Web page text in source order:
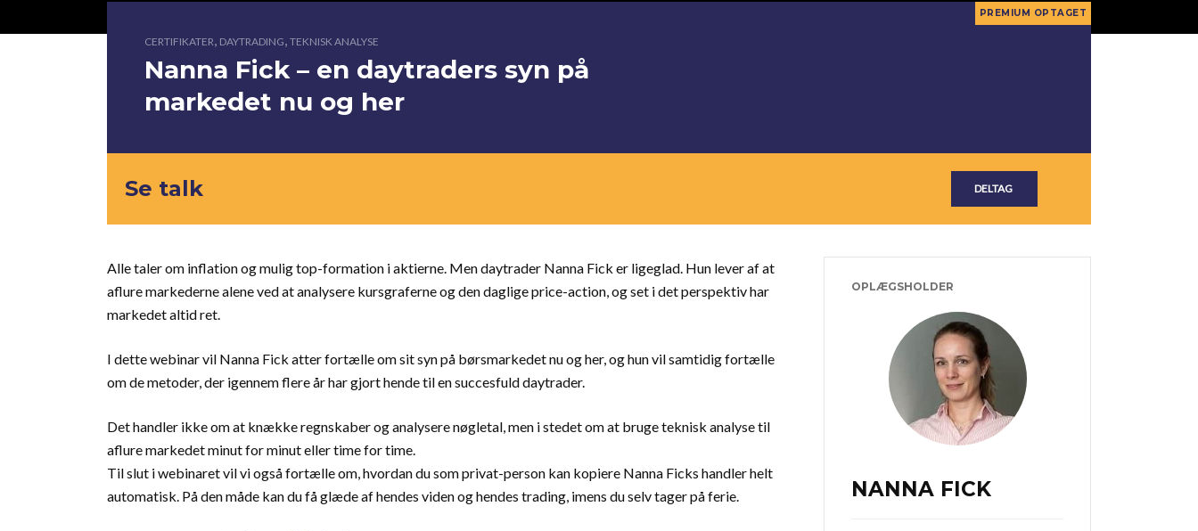
CERTIFIKATER, DAYTRADING, TEKNISK ANALYSE
Nanna Fick – en daytraders syn på
markedet nu og her
Se talk
Alle taler om inflation og mulig top-formation i aktierne. Men daytrader Nanna Fick er ligeglad. Hun lever af at
aflure markederne alene ved at analysere kursgraferne og den daglige price-action, og set i det perspektiv har
markedet altid ret.
I dette webinar vil Nanna Fick atter fortælle om sit syn på børsmarkedet nu og her, og hun vil samtidig fortælle
om de metoder, der igennem flere år har gjort hende til en succesfuld daytrader.
Det handler ikke om at knække regnskaber og analysere nøgletal, men i stedet om at bruge teknisk analyse til
aflure markedet minut for minut eller time for time.
Til slut i webinaret vil vi også fortælle om, hvordan du som privat-person kan kopiere Nanna Ficks handler helt
automatisk. På den måde kan du få glæde af hendes viden og hendes trading, imens du selv tager på ferie.
OPLÆGSHOLDER
NANNA FICK